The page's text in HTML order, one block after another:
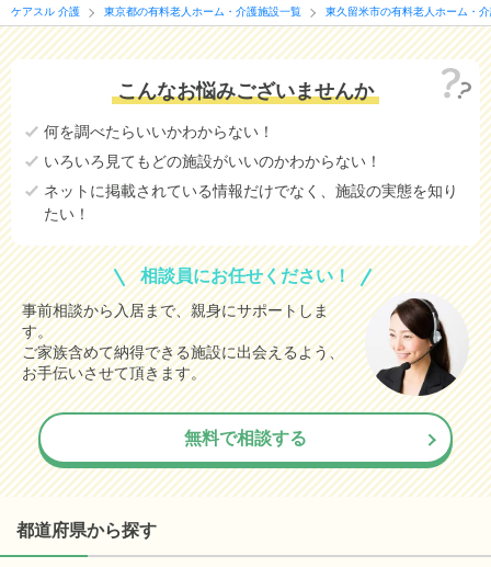
ケアスル 介護 東京都の有料老人ホーム・介護施設一覧 東久留米市の有料老人ホーム・
こんなお悩みございませんか
何を調べたらいいかわからない！
いろいろ見てもどの施設がいいのかわからない！
ネットに掲載されている情報だけでなく、施設の実態を知り
たい！
相談員にお任せください！
事前相談から入居まで、親身にサポートしま
す。
ご家族含めて納得できる施設に出会えるよう、
お手伝いさせて頂きます。
無料で相談する
都道府県から探す